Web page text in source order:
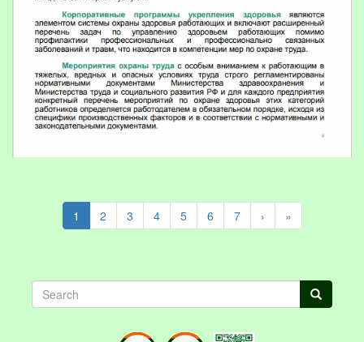
1 2 3 4 5 6 7 › »
Search Search